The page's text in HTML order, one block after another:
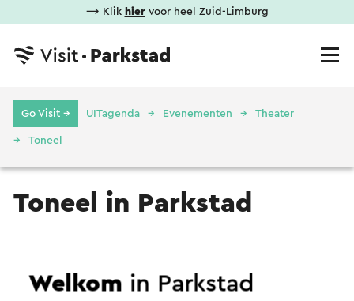
⟶ Klik hiervoor heel Zuid-Limburg
Go Visit → UITagenda Evenementen Theater
Toneel
Toneel in Parkstad
Geen resultaten gevonden.
Welkom in Parkstad